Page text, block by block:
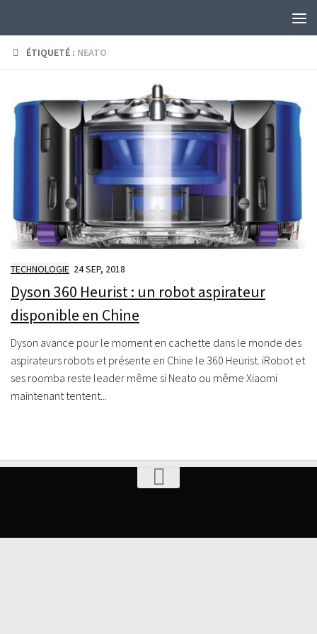
ÉTIQUETÉ : NEATO
TECHNOLOGIE 24 SEP, 2018
Dyson 360 Heurist : un robot aspirateur
disponible en Chine
Dyson avance pour le moment en cachette dans le monde des
aspirateurs robots et présente en Chine le 360 Heurist. iRobot et
ses roomba reste leader même si Neato ou même Xiaomi
maintenant tentent...